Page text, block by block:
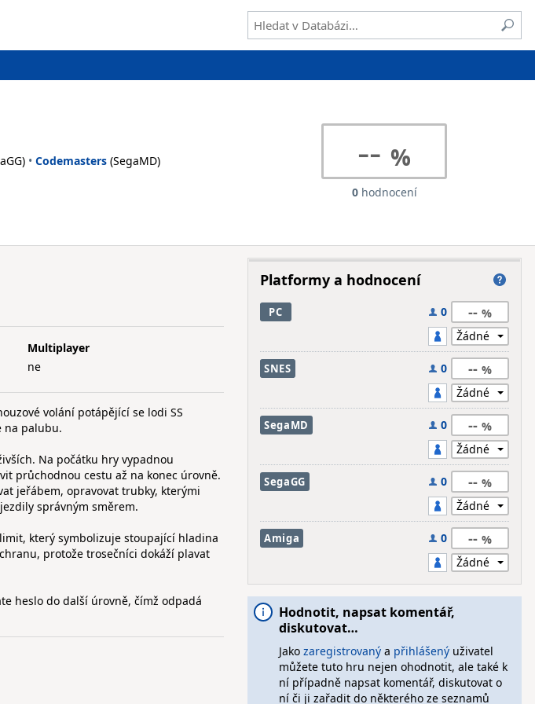
• Codemasters (SegaMD) --
0hodnocení
Multiplayer
ne
volání potápějící se lodi SS
na palubu.
Na počátku hry vypadnou
průchodnou cestu až na konec úrovně.
jeřábem, opravovat trubky, kterými
správným směrem.
který symbolizuje stoupající hladina
protože trosečníci dokáží plavat
heslo do další úrovně, čímž odpadá
Platformy a hodnocení
PC 0 --
SNES 0 --
SegaMD 0 --
SegaGG 0 --
Amiga 0 --
Hodnotit, napsat komentář,
diskutovat…
Jako zaregistrovanýa přihlášenýuživatel
můžete tuto hru nejen ohodnotit, ale také k
ní případně napsat komentář, diskutovat o
ní či ji zařadit do některého ze seznamů